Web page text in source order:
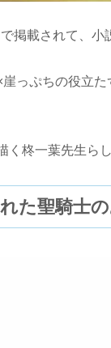
掲載されて、小
っぷちの役立
柊一葉先生ら
た聖騎士